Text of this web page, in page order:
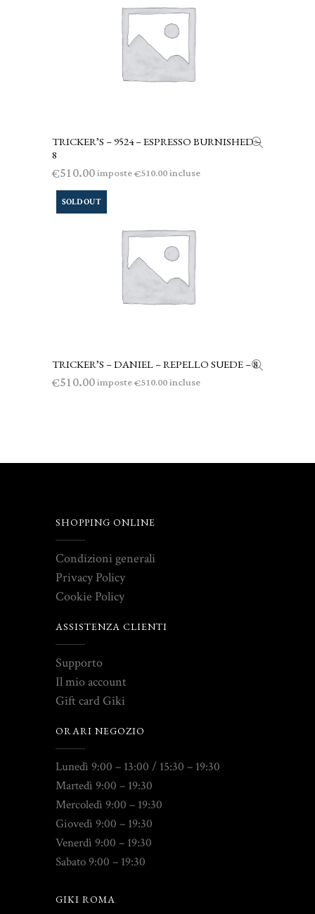
AGGIUNGI AL CARRELLO
TRICKER’S – 9524 – ESPRESSO BURNISHED –
8
€510.00imposte€510.00incluse
SOLD OUT
LEGGI TUTTO
TRICKER’S – DANIEL – REPELLO SUEDE – 8
€510.00imposte€510.00incluse
SHOPPING ONLINE
Condizioni generali
Privacy Policy
Cookie Policy
ASSISTENZA CLIENTI
Supporto
Il mio account
Gift card Giki
ORARI NEGOZIO
Lunedì 9:00 – 13:00 / 15:30 – 19:30
Martedì 9:00 – 19:30
Mercoledì 9:00 – 19:30
Giovedì 9:00 – 19:30
Venerdì 9:00 – 19:30
Sabato 9:00 – 19:30
GIKI ROMA